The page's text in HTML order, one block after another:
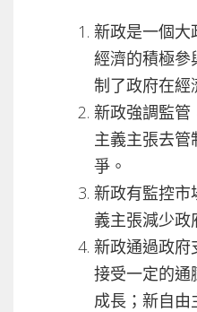
新政是一個大
經濟的積極參
制了政府在經
新政強調監管
主義主張去
爭。
新政有監控市
義主張減少政
新政通過政府
接受一定的通
成長；新自